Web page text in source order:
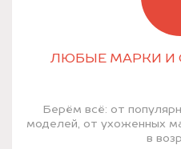
ЛЮБЫЕ МАРКИ И
Берём всё: от
моделей, от ухоженных
в